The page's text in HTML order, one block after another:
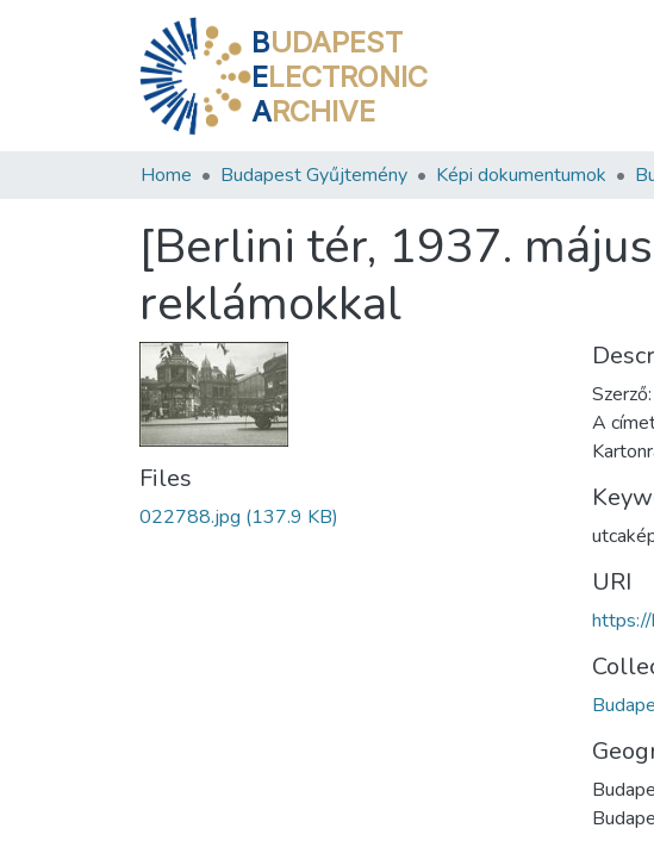
BUDAPEST
ELECTRONIC
ARCHIVE
Home Budapest Gyűjtemény Képi dokumentumok
[Berlini tér, 1937.
reklámokkal
Files
022788.jpg (137.9 KB)
A
URI